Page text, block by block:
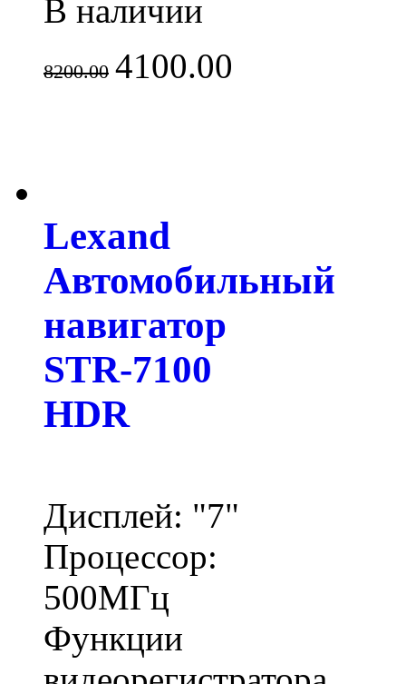
В наличии
8200.00 4100.00
Lexand
Автомобильный
навигатор
STR-7100
HDR
Дисплей: "7"
Процессор:
500МГц
Функции